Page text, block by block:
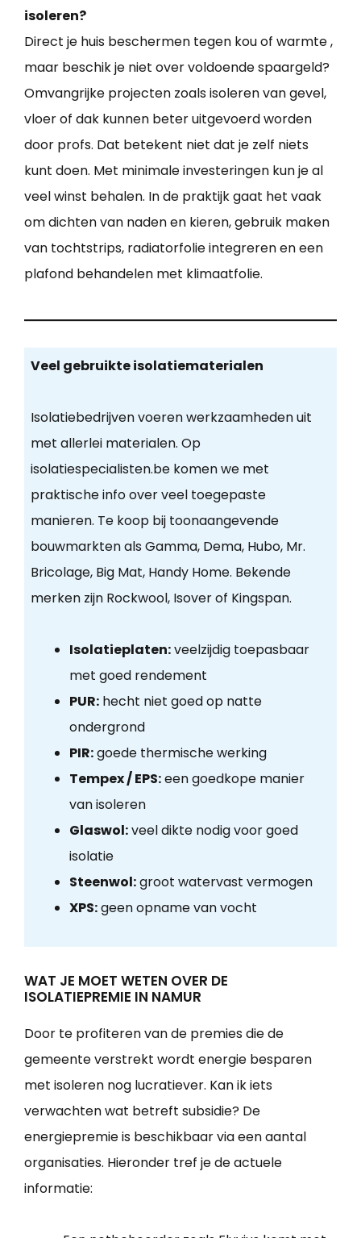
isoleren?
Direct je huis beschermen tegen kou of warmte ,
maar beschik je niet over voldoende spaargeld?
Omvangrijke projecten zoals isoleren van gevel,
vloer of dak kunnen beter uitgevoerd worden
door profs. Dat betekent niet dat je zelf niets
kunt doen. Met minimale investeringen kun je al
veel winst behalen. In de praktijk gaat het vaak
om dichten van naden en kieren, gebruik maken
van tochtstrips, radiatorfolie integreren en een
plafond behandelen met klimaatfolie.
Veel gebruikte isolatiematerialen
Isolatiebedrijven voeren werkzaamheden uit
met allerlei materialen. Op
isolatiespecialisten.be komen we met
praktische info over veel toegepaste
manieren. Te koop bij toonaangevende
bouwmarkten als Gamma, Dema, Hubo, Mr.
Bricolage, Big Mat, Handy Home. Bekende
merken zijn Rockwool, Isover of Kingspan.
Isolatieplaten:veelzijdig toepasbaar
met goed rendement
PUR:hecht niet goed op natte
ondergrond
PIR:goede thermische werking
Tempex / EPS:een goedkope manier
van isoleren
Glaswol:veel dikte nodig voor goed
isolatie
Steenwol:groot watervast vermogen
XPS:geen opname van vocht
WAT JE MOET WETEN OVER DE
ISOLATIEPREMIE IN NAMUR
Door te profiteren van de premies die de
gemeente verstrekt wordt energie besparen
met isoleren nog lucratiever. Kan ik iets
verwachten wat betreft subsidie? De
energiepremie is beschikbaar via een aantal
organisaties. Hieronder tref je de actuele
informatie: